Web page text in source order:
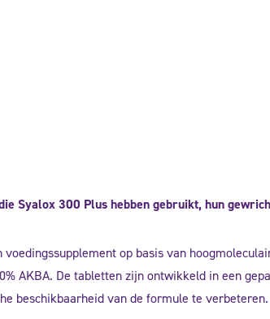
Syalox 300 Plus hebben gebruikt, hun
voedingssupplement op basis van
AKBA. De tabletten zijn ontwikkeld in een
beschikbaarheid van de formule te verbeteren.